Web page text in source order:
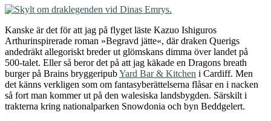
Kanske är det för att jag på flyget läste Kazuo Ishiguros
Arthurinspirerade roman »Begravd jätte«, där draken Querigs
andedräkt allegoriskt breder ut glömskans dimma över landet på
500-talet. Eller så beror det på att jag käkade en Dragons breath
burger på Brains bryggeripubYard Bar & Kitchen i Cardiff. Men
det känns verkligen som om fantasyberättelserna flåsar en i nacken
så fort man kommer ut på den walesiska landsbygden. Särskilt i
trakterna kring nationalparken Snowdonia och byn Beddgelert.